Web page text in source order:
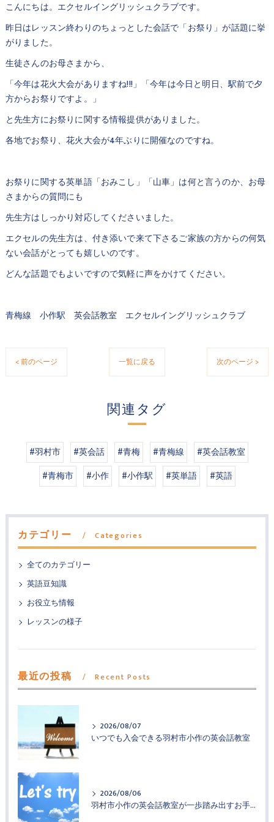
こんにちは。エクセルイングリッシュクラブです。
昨日はレッスン終わりのちょっとした会話で「お祭り」が話題に挙
がりました。
生徒さんのお母さまから、
「今年は花火大会がありますね!!!」「今年は今日と明日、駅前で夕
方からお祭りですよ。」
と先生方にお祭りに関する情報提供がありました。
各地でお祭り、花火大会が4年ぶりに開催なのですね。
お祭りに関する英単語「おみこし」「山車」は何と言うのか、お母
さまからの質問にも
先生方はしっかり対応してくださいました。
エクセルの先生方は、付き添いで来て下さるご家族の方からの何気
ない会話がとっても嬉しいのです。
どんな話題でもよいですので気軽に声をかけてください。
青梅線 小作駅 英会話教室 エクセルイングリッシュクラブ
< 前のページ 一覧に戻る 次のページ >
関連タグ
#羽村市 #英会話 #青梅 #青梅線
#英会話教室
#青梅市
#小作 #小作駅 #英単語 #英語
カテゴリー Categories
全てのカテゴリー
英語豆知識
お役立ち情報
レッスンの様子
最近の投稿 Recent Posts
2026/08/07
いつでも入会できる羽村市小作の英会話教室
2026/08/06
羽村市小作の英会話教室が一歩踏み出すお手伝い